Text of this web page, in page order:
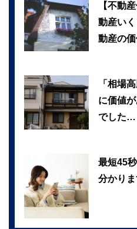
【不動
動産い
動産の価
「相場
に価値
でした…
最短45
分かり